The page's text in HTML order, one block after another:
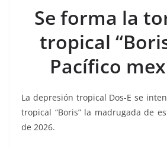
e
b
o
o
k
er l s
A
p
p
y
Li
n
k
Se forma la
tropical
Pacífico
La depresión tropical Dos-E se
tropical “Boris” la madrugada de
de 2026.